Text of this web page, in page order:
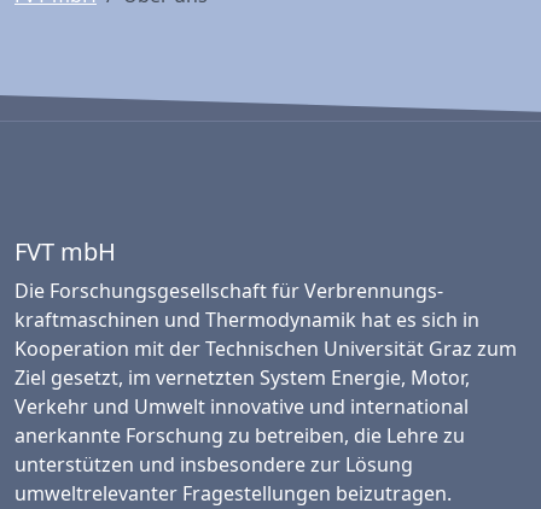
FVT mbH
Die Forschungsgesellschaft für Verbrennungs­
kraftmaschinen und Thermo­dynamik hat es sich in
Kooperation mit der Technischen Universität Graz zum
Ziel gesetzt, im vernetzten System Energie, Motor,
Verkehr und Umwelt innovative und international
anerkannte Forschung zu betreiben, die Lehre zu
unterstützen und insbesondere zur Lösung
umweltrelevanter Fragestellungen beizutragen.